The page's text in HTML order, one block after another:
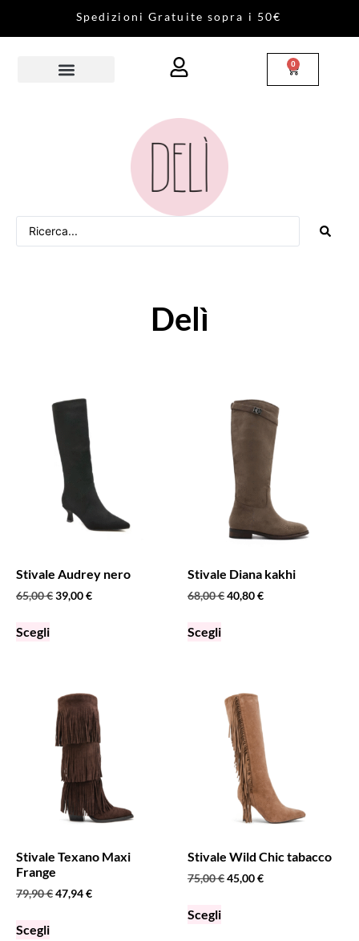
Sped izi on i Gratu ite sopra i 50€
0
Delì
Stivale Audrey nero
65,00€39,00€
Scegli
Stivale Diana kakhi
68,00€40,80€
Scegli
Stivale Texano Maxi
Frange
79,90€47,94€
Scegli
Stivale Wild Chic tabacco
75,00€45,00€
Scegli